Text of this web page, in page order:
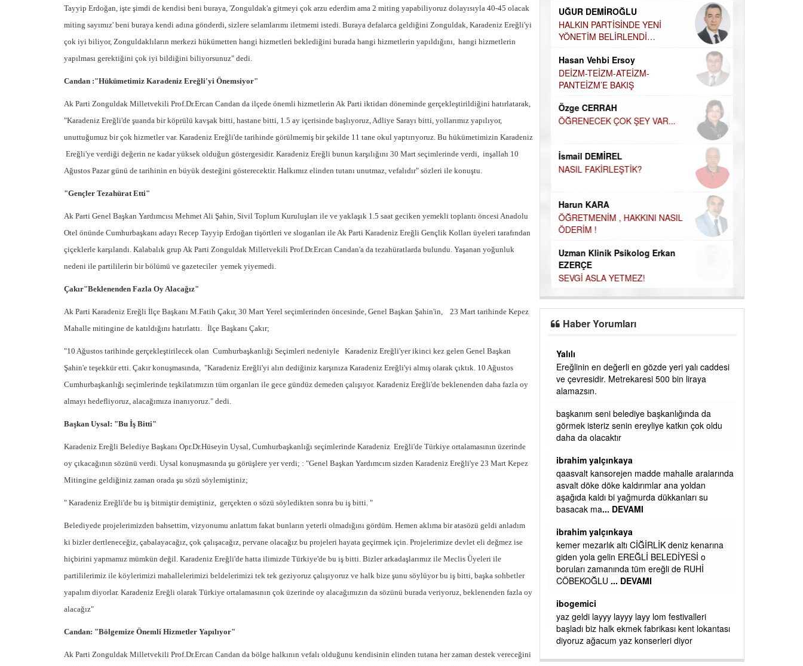
Tayyip Erdoğan, işte şimdi de kendisi beni buraya, 'Zonguldak'a gitmeyi çok arzu ederdim ama 2 miting yapabiliyoruz dolayısıyla 40-45 olacak
miting sayımız' beni buraya kendi adına gönderdi, sizlere selamlarımı iletmemi istedi. Buraya defalarca geldiğini Zonguldak, Karadeniz Ereğli'yi
çok iyi biliyor, Zonguldaklıların merkezi hükümetten hangi hizmetleri beklediğini burada hangi hizmetlerin yapıldığını, hangi hizmetlerin
yapılması gerektiğini çok iyi bildiğini biliyorsunuz" dedi.
Candan :"Hükümetimiz Karadeniz Ereğli'yi Önemsiyor"
Ak Parti Zonguldak Milletvekili Prof.Dr.Ercan Candan da ilçede önemli hizmetlerin Ak Parti iktidarı döneminde gerçekleştirildiğini hatırlatarak,
"Karadeniz Ereğli'de şuanda bir köprülü kavşak bitti, hastane bitti, 1.5 ay içerisinde başlıyoruz, Adliye Sarayı bitti, yollarımız yapılıyor,
unuttuğumuz bir çok hizmetler var. Karadeniz Ereğli'de tarihinde görülmemiş bir şekilde 11 tane okul yaptırıyoruz. Bu hükümetimizin Karadeniz
Ereğli'ye verdiği değerin ne kadar yüksek olduğun göstergesidir. Karadeniz Ereğli bunun karşılığını 30 Mart seçimlerinde verdi, inşallah 10
Ağustos Pazar günü de tarihinin en büyük desteğini gösterecektir. Halkımız elinden tutanı unutmaz, vefalıdır" sözleri ile konuştu.
"Gençler Tezahürat Etti"
Ak Parti Genel Başkan Yardımcısı Mehmet Ali Şahin, Sivil Toplum Kuruluşları ile ve yaklaşık 1.5 saat geciken yemekli toplantı öncesi Anadolu
Otel önünde Cumhurbaşkanı adayı Recep Tayyip Erdoğan tişörtleri ve sloganları ile Ak Parti Karadeniz Ereğli Gençlik Kolları üyeleri tarafından
çiçeklerle karşılandı. Kalabalık grup Ak Parti Zonguldak Milletvekili Prof.Dr.Ercan Candan'a da tezahüratlarda bulundu. Yaşanan yoğunluk
nedeni ile partililerin bir bölümü ve gazeteciler yemek yiyemedi.
Çakır"Beklenenden Fazla Oy Alacağız"
Ak Parti Karadeniz Ereğli İlçe Başkanı M.Fatih Çakır, 30 Mart Yerel seçimlerinden öncesinde, Genel Başkan Şahin'in, 23 Mart tarihinde Kepez
Mahalle mitingine de katıldığını hatırlattı. İlçe Başkanı Çakır;
"10 Ağustos tarihinde gerçekleştirilecek olan Cumhurbaşkanlığı Seçimleri nedeniyle Karadeniz Ereğli'yer ikinci kez gelen Genel Başkan
Şahin'e teşekkür etti. Çakır konuşmasında, "Karadeniz Ereğli'yi alın dediğiniz karşınıza Karadeniz Ereğli'yi almış olarak çıktık. 10 Ağustos
Cumhurbaşkanlığı seçimlerinde teşkilatımızın tüm organları ile gece gündüz demeden çalışıyor. Karadeniz Ereğli'de beklenenden daha fazla oy
almayı hedefliyoruz, alacağımıza inanıyoruz." dedi.
Başkan Uysal: "Bu İş Bitti"
Karadeniz Ereğli Belediye Başkanı Opr.Dr.Hüseyin Uysal, Cumhurbaşkanlığı seçimlerinde Karadeniz Ereğli'de Türkiye ortalamasının üzerinde
oy çıkacağının sözünü verdi. Uysal konuşmasında şu görüşlere yer verdi; : "Genel Başkan Yardımcım sizden Karadeniz Ereğli'ye 23 Mart Kepez
Mitingine geldiğiniz zaman orada şu sözü söylemiştiniz;
" Karadeniz Ereğli'de bu iş bitmiştir demiştiniz, gerçekten o sözü söyledikten sonra bu iş bitti. "
Belediyede projelerimizden bahsettim, vizyonumu anlattım fakat bunların yeterli olmadığını gördüm. Hemen aklıma bir atasözü geldi anladım
ki bizler dertleneceğiz, çabalayacağız, çok çalışacağız, pervane olacağız bu projeleri hayata geçirmek için. Projelerimize devlet eli değmez ise
hiçbirini yapmamız mümkün değil. Karadeniz Ereğli'de hatta ilimizde Türkiye'de bu iş bitti. Bizler arkadaşlarımız ile Meclis Üyeleri ile
partililerimiz ile köylerimizi mahallelerimizi beldelerimizi tek tek geziyoruz çalışıyoruz ve halk bize şunu söylüyor bu iş bitti, başka sohbetler
yapalım diyorlar. Karadeniz Ereğli olarak Türkiye ortalamasının çok üzerinde oy alacağımızın da sözünü burada veriyoruz, beklenenden fazla oy
alacağız"
Candan: "Bölgemize Önemli Hizmetler Yapılıyor"
Ak Parti Zonguldak Milletvekili Prof.Dr.Ercan Candan da bölge halkının vefalı olduğunu kendisinin elinden tutana her zaman destek vereceğini
Op. Dr. Erol GÜNEN
Kemiklerinizi Sessizce Çürüten 6
Alışkanlık
Merve KIRAN
KİLO KONTROLÜNDE KİLİT
NOKTA: ARA ÖĞÜNLER
Konuk Yazar
mücadelesi
“Bu bir suç duyurusudur”
Özkan Doğan
UĞUR DEMİROĞLU
HALKIN PARTİSİNDE YENİ
YÖNETİM BELİRLENDİ…
Hasan Vehbi Ersoy
DEİZM-TEİZM-ATEİZM-
PANTEİZM’E BAKIŞ
Özge CERRAH
ÖĞRENECEK ÇOK ŞEY VAR...
İsmail DEMİREL
NASIL FAKİRLEŞTİK?
Harun KARA
ÖĞRETMENİM , HAKKINI NASIL
ÖDERİM !
Uzman Klinik Psikolog Erkan
EZERÇE
SEVGİ ASLA YETMEZ!
Haber Yorumları
Mustafa Ozturk
İç fındığın fiyatı bu gün 1600 TL Kabuklu fındık
bu fiyatın dörtte biri yani 400 TL olmalı. iç fındık
dört katına satılıyor. iç f... DEVAMI
Kadir inanc
Muhammed
Valla tren kactj gitti.Uysali devirmwk icin
aleyhine calistiniz.Becerdinizde Adami alasa
ettiniz.Sonuc... DEVAMI
Ali
1950 türkiye
Yalılı
Ereğlinin en değerli en gözde yeri yalı caddesi
ve çevresidir. Metrekaresi 500 bin liraya
alamazsın.
başkanım seni belediye başkanlığında da
görmek isteriz senin ereyliye katkın çok oldu
daha da olacaktır
ibrahim yalçınkaya
qaasvalt kansorejen madde mahalle aralarında
asvalt döke döke kaldırımlar ana yoldan
aşağıda kaldı bi yağmurda dükkanları su
basacak ma... DEVAMI
ibrahim yalçınkaya
kemer mezarlık altı CİĞİRLİK deniz kenarına
giden yola gelin EREĞLİ BELEDİYESİ o
boruları zamanında tüm ereğli de RUHİ
CÖBEKOĞLU ... DEVAMI
ibogemici
yaz geldi layyy layyy layy lom festivalleri
başladı biz halk ekmek fabrikası kent lokantası
diyoruz ağacum yaz konserleri diyor